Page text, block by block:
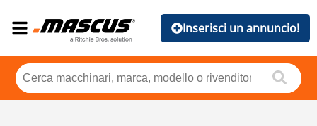
Inserisci un annuncio!